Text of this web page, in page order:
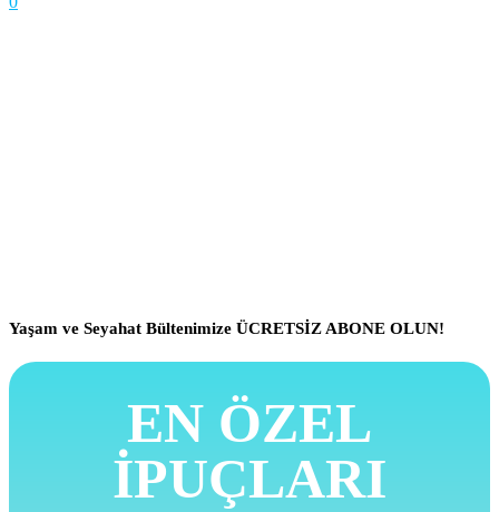
Yaşam ve Seyahat Bültenimize ÜCRETSİZ ABONE OLUN!
EN ÖZEL
İPUÇLARI